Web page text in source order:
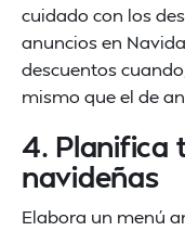
cuidado con los
anuncios en
descuentos
mismo que el de
4. Planifica
navideñas
Elabora un menú